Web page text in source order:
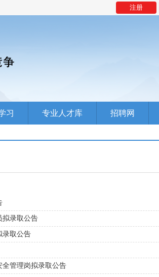
注册
习 专业人才库 招聘网
拟录取公告
录取公告
管理岗拟录取公告